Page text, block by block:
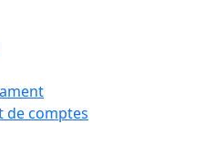
de comptes